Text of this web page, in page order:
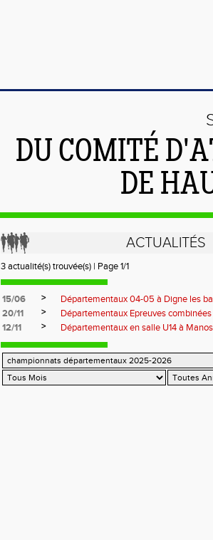
DU COMITÉ
DE
ACTUALITÉS
3 actualité(s) trouvée(s) | Page 1/1
15/06 >
Départementaux 04-05 à Digne les
20/11
>
Départementaux Epreuves
12/11
> Départementaux en salle U14 à